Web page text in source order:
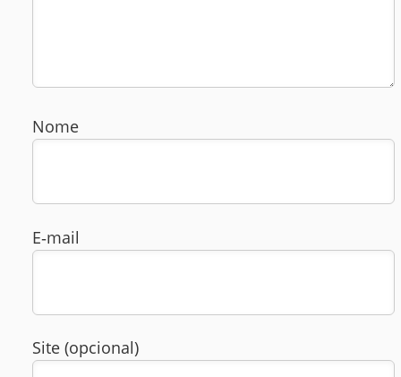
Nome
E‑mail
Site (opcional)